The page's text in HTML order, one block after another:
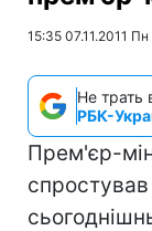
15:35 07.11.2011 Пн
Не трать
РБК-
Прем'єр-